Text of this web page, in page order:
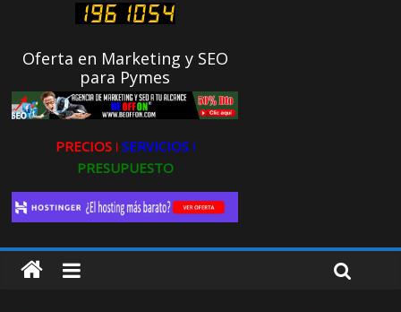
Oferta en Marketing y SEO
para Pymes
PRECIOS ǀ SERVICIOS ǀ
PRESUPUESTO